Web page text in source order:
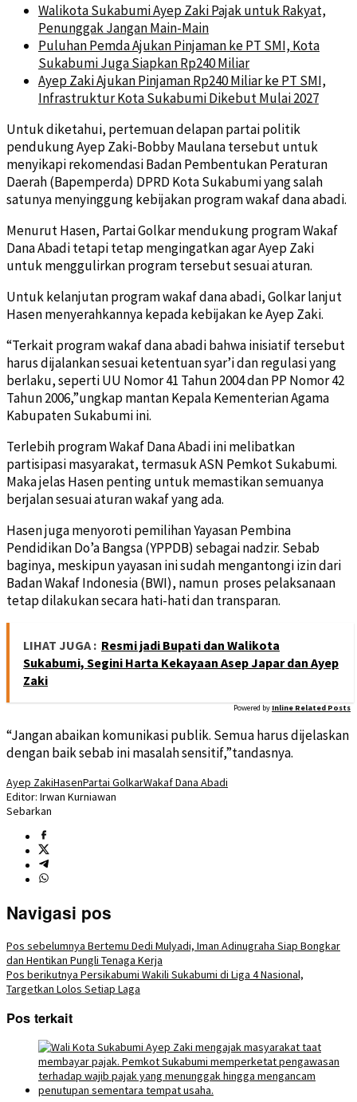
Walikota Sukabumi Ayep Zaki Pajak untuk Rakyat,
Penunggak Jangan Main-Main
Puluhan Pemda Ajukan Pinjaman ke PT SMI, Kota
Sukabumi Juga Siapkan Rp240 Miliar
Ayep Zaki Ajukan Pinjaman Rp240 Miliar ke PT SMI,
Infrastruktur Kota Sukabumi Dikebut Mulai 2027
Untuk diketahui, pertemuan delapan partai politik
pendukung Ayep Zaki-Bobby Maulana tersebut untuk
menyikapi rekomendasi Badan Pembentukan Peraturan
Daerah (Bapemperda) DPRD Kota Sukabumi yang salah
satunya menyinggung kebijakan program wakaf dana abadi.
Menurut Hasen, Partai Golkar mendukung program Wakaf
Dana Abadi tetapi tetap mengingatkan agar Ayep Zaki
untuk menggulirkan program tersebut sesuai aturan.
Untuk kelanjutan program wakaf dana abadi, Golkar lanjut
Hasen menyerahkannya kepada kebijakan ke Ayep Zaki.
“Terkait program wakaf dana abadi bahwa inisiatif tersebut
harus dijalankan sesuai ketentuan syar’i dan regulasi yang
berlaku, seperti UU Nomor 41 Tahun 2004 dan PP Nomor 42
Tahun 2006,”ungkap mantan Kepala Kementerian Agama
Kabupaten Sukabumi ini.
Terlebih program Wakaf Dana Abadi ini melibatkan
partisipasi masyarakat, termasuk ASN Pemkot Sukabumi.
Maka jelas Hasen penting untuk memastikan semuanya
berjalan sesuai aturan wakaf yang ada.
Hasen juga menyoroti pemilihan Yayasan Pembina
Pendidikan Do’a Bangsa (YPPDB) sebagai nadzir. Sebab
baginya, meskipun yayasan ini sudah mengantongi izin dari
Badan Wakaf Indonesia (BWI), namun proses pelaksanaan
tetap dilakukan secara hati-hati dan transparan.
LIHAT JUGA : Resmi jadi Bupati dan Walikota
Sukabumi, Segini Harta Kekayaan Asep Japar dan Ayep
Zaki
Powered by Inline Related Posts
“Jangan abaikan komunikasi publik. Semua harus dijelaskan
dengan baik sebab ini masalah sensitif,”tandasnya.
Ayep ZakiHasenPartai GolkarWakaf Dana Abadi
Editor: Irwan Kurniawan
Sebarkan
Navigasi pos
Pos sebelumnya Bertemu Dedi Mulyadi, Iman Adinugraha Siap Bongkar
dan Hentikan Pungli Tenaga Kerja
Pos berikutnya Persikabumi Wakili Sukabumi di Liga 4 Nasional,
Targetkan Lolos Setiap Laga
Pos terkait